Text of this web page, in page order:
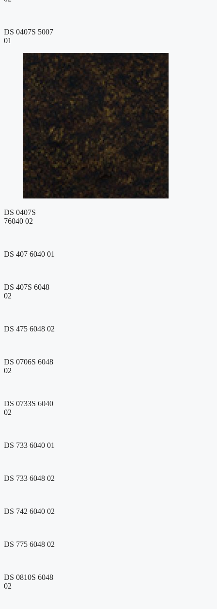
DS 0407S 5007
01
DS 0407S
76040 02
DS 407 6040 01
DS 407S 6048
02
DS 475 6048 02
DS 0706S 6048
02
DS 0733S 6040
02
DS 733 6040 01
DS 733 6048 02
DS 742 6040 02
DS 775 6048 02
DS 0810S 6048
02